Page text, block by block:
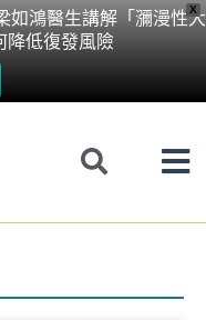
X
如鴻醫生講解「瀰漫性大
降低復發風險